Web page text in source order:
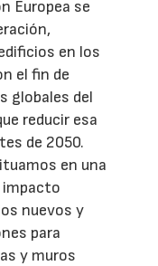
Europea se
en los
el fin de
globales del
reducir esa
de 2050.
en una
impacto
nuevos y
para
y muros